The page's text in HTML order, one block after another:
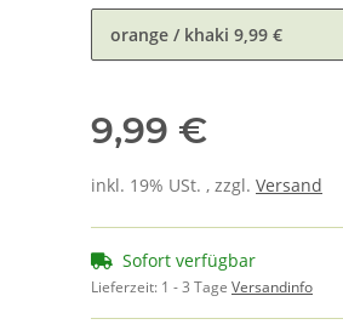
orange / khaki 9,99 €
9,99 €
inkl. 19% USt. , zzgl. Versand
Sofort verfügbar
Lieferzeit: 1 - 3 Tage Versandinfo